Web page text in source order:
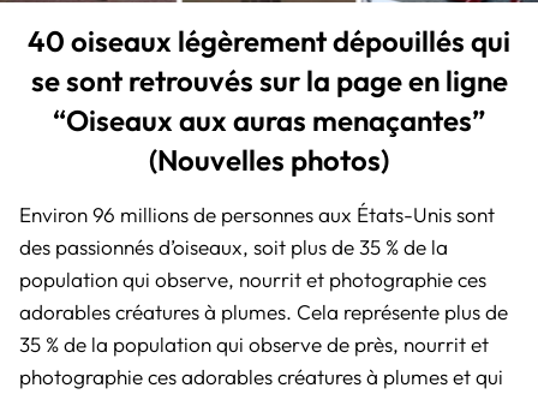
40 oiseaux légèrement dépouillés qui
se sont retrouvés sur la page en ligne
“Oiseaux aux auras menaçantes”
(Nouvelles photos)
Environ 96 millions de personnes aux États-Unis sont
des passionnés d’oiseaux, soit plus de 35 % de la
population qui observe, nourrit et photographie ces
adorables créatures à plumes. Cela représente plus de
35 % de la population qui observe de près, nourrit et
photographie ces adorables créatures à plumes et qui